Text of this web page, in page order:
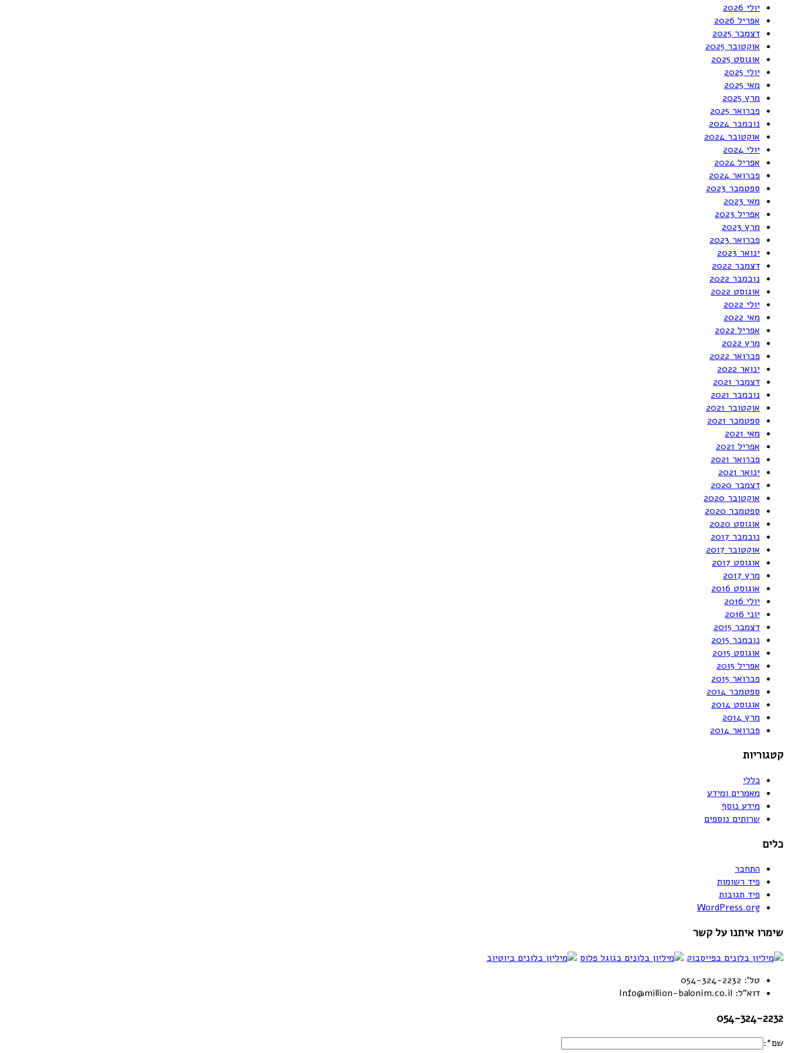
יולי 2026
אפריל 2026
דצמבר 2025
אוקטובר 2025
אוגוסט 2025
יולי 2025
מאי 2025
מרץ 2025
פברואר 2025
נובמבר 2024
אוקטובר 2024
יולי 2024
אפריל 2024
פברואר 2024
ספטמבר 2023
מאי 2023
אפריל 2023
מרץ 2023
פברואר 2023
ינואר 2023
דצמבר 2022
נובמבר 2022
אוגוסט 2022
יולי 2022
מאי 2022
אפריל 2022
מרץ 2022
פברואר 2022
ינואר 2022
דצמבר 2021
נובמבר 2021
אוקטובר 2021
ספטמבר 2021
מאי 2021
אפריל 2021
פברואר 2021
ינואר 2021
דצמבר 2020
אוקטובר 2020
ספטמבר 2020
אוגוסט 2020
נובמבר 2017
אוקטובר 2017
אוגוסט 2017
מרץ 2017
אוגוסט 2016
יולי 2016
יוני 2016
דצמבר 2015
נובמבר 2015
אוגוסט 2015
אפריל 2015
פברואר 2015
ספטמבר 2014
אוגוסט 2014
מרץ 2014
פברואר 2014
קטגוריות
כללי
מאמרים ומידע
מידע נוסף
שרותים נוספים
כלים
התחבר
פיד רשומות
פיד תגובות
WordPress.org
שימרו איתנו על קשר
טל': 054-324-2232
דוא"ל: Info@million-balonim.co.il
054-324-2232
שם*: